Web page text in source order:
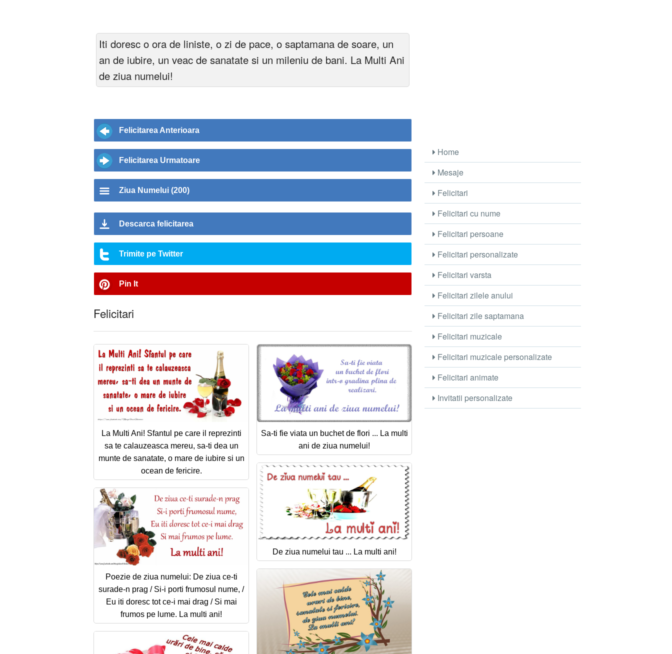
Iti doresc o ora de liniste, o zi de pace, o saptamana de soare, un
an de iubire, un veac de sanatate si un mileniu de bani. La Multi Ani
de ziua numelui!
Felicitarea Anterioara
Felicitarea Urmatoare
Ziua Numelui (200)
Descarca felicitarea
Trimite pe Twitter
Pin It
Felicitari
La Multi Ani! Sfantul pe care il reprezinti
sa te calauzeasca mereu, sa-ti dea un
munte de sanatate, o mare de iubire si un
ocean de fericire.
Sa-ti fie viata un buchet de flori ... La multi
ani de ziua numelui!
De ziua numelui tau ... La multi ani!
Poezie de ziua numelui: De ziua ce-ti
surade-n prag / Si-i porti frumosul nume, /
Eu iti doresc tot ce-i mai drag / Si mai
frumos pe lume. La multi ani!
Home
Mesaje
Felicitari
Felicitari cu nume
Felicitari persoane
Felicitari personalizate
Felicitari varsta
Felicitari zilele anului
Felicitari zile saptamana
Felicitari muzicale
Felicitari muzicale personalizate
Felicitari animate
Invitatii personalizate